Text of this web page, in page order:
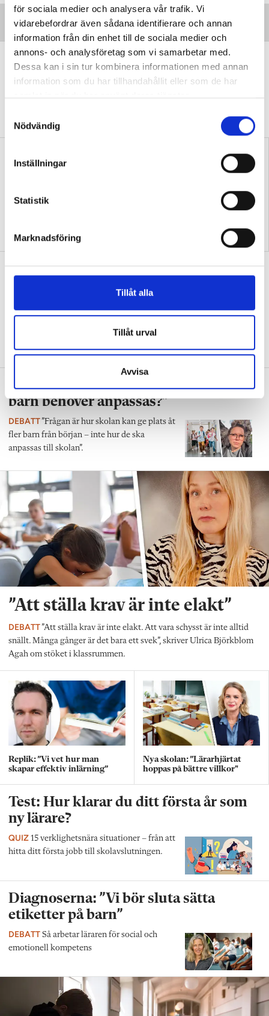
för sociala medier och analysera vår trafik. Vi
vidarebefordrar även sådana identifierare och annan
information från din enhet till de sociala medier och
annons- och analysföretag som vi samarbetar med.
Dessa kan i sin tur kombinera informationen med annan
information som du har tillhandahållit eller som de har
samlat in när du har använt deras tjänster.
Nödvändig
Inställningar
Statistik
Marknadsföring
Tillåt alla
Tillåt urval
Avvisa
”Vi lovar behöriga lärare i varje
klassrum”
Centerpartiets tioåriga plan:
pyramid i skolan”
”Hur skolan fungerar blir
”Vad ska vår tid räcka till på
damma, snygga upp i hallen, svara i telefon
eller ska jag vara närvarande tillsammans
”Vad säger det om skolan när allt fler
barn behöver anpassas?”
DEBATT”Frågan är hur skolan kan ge plats åt
fler barn från början – inte hur de ska
anpassas till skolan”.
”Att ställa krav är inte elakt”
DEBATT”Att ställa krav är inte elakt. Att vara schysst är inte alltid
snällt. Många gånger är det bara ett svek”, skriver Ulrica Björkblom
Agah om stöket i klassrummen.
Replik: ”Vi vet hur man
skapar effektiv inlärning”
Nya skolan: ”Lärarhjärtat
hoppas på bättre villkor"
Test: Hur klarar du ditt första år som
ny lärare?
QUIZ 15 verklighetsnära situationer – från att
hitta ditt första jobb till skolavslutningen.
Diagnoserna: ”Vi bör sluta sätta
etiketter på barn”
DEBATT Så arbetar läraren för social och
emotionell kompetens